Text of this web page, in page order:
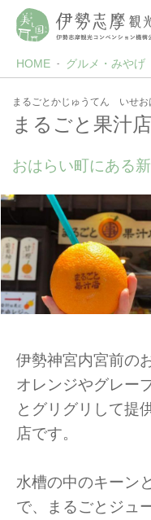
HOME グルメ・みやげ
まるごとかじゅうてん いせお
まるごと果汁
おはらい町にある
伊勢神宮内宮前の
オレンジやグレー
とグリグリして提
店です。
水槽の中のキーン
で、まるごとジュ